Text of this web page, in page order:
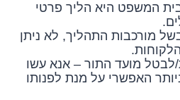
המשפט היא הליך פרטי
מורכבות התהליך, לא ניתן
לבטל מועד התור – אנא עשו
האפשרי על מנת לפנותו